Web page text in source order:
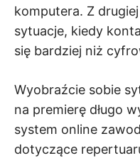
komputera. Z
sytuacje, kiedy
się bardziej niż
Wyobraźcie sobie
na premierę długo
system online
dotyczące